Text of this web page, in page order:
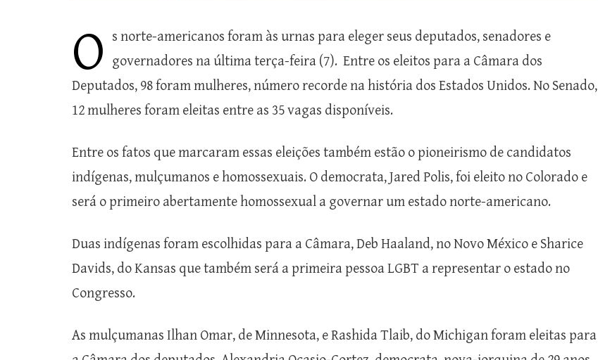
O
s norte-americanos foram às urnas para eleger seus deputados, senadores e
governadores na última terça-feira (7). Entre os eleitos para a Câmara dos
Deputados, 98 foram mulheres, número recorde na história dos Estados Unidos. No Senado,
12 mulheres foram eleitas entre as 35 vagas disponíveis.
Entre os fatos que marcaram essas eleições também estão o pioneirismo de candidatos
indígenas, mulçumanos e homossexuais. O democrata, Jared Polis, foi eleito no Colorado e
será o primeiro abertamente homossexual a governar um estado norte-americano.
Duas indígenas foram escolhidas para a Câmara, Deb Haaland, no Novo México e Sharice
Davids, do Kansas que também será a primeira pessoa LGBT a representar o estado no
Congresso.
As mulçumanas Ilhan Omar, de Minnesota, e Rashida Tlaib, do Michigan foram eleitas para